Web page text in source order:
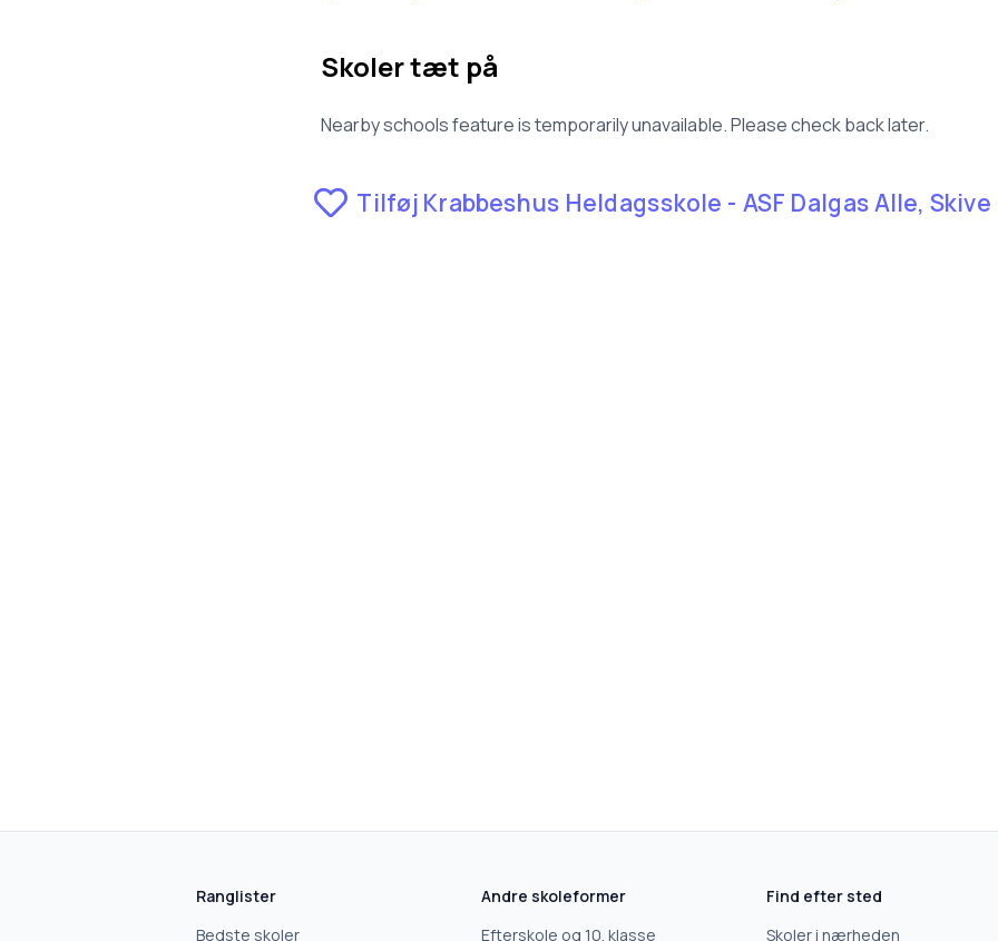
Skoler tæt på
Nearby schools feature is temporarily unavailable. Please check back later.
Tilføj Krabbeshus Heldagsskole - ASF Dalgas Alle,
Vi bruger dit valg til at stille de rigtige spørgsmål.
Ranglister
Bedste skoler
Andre skoleformer
Efterskole og 10. klasse
Find efter sted
Skoler i nærheden